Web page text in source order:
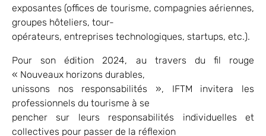
exposantes (offices de tourisme, compagnies aériennes,
groupes hôteliers, tour-
opérateurs, entreprises technologiques, startups, etc.).
Pour son édition 2024, au travers du fil rouge
« Nouveaux horizons durables,
unissons nos responsabilités », IFTM invitera les
professionnels du tourisme à se
pencher sur leurs responsabilités individuelles et
collectives pour passer de la réflexion